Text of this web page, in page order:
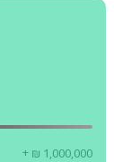
+ ₪ 1,000,000